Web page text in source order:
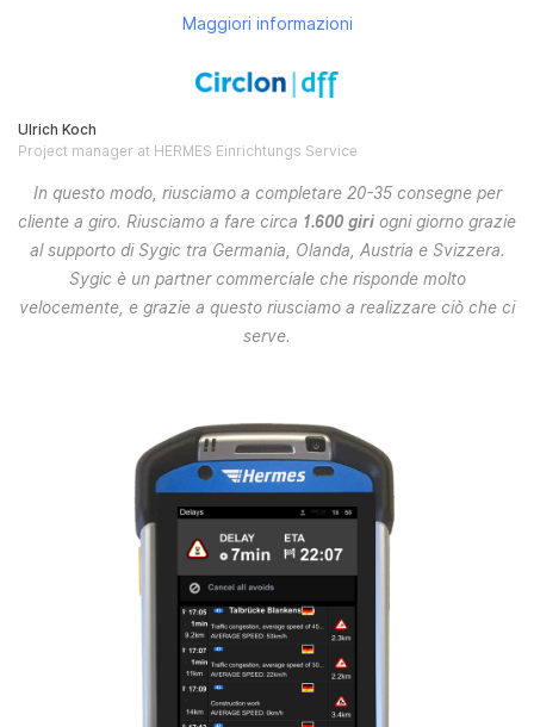
Maggiori informazioni
Ulrich Koch
Project manager at HERMES Einrichtungs Service
In questo modo, riusciamo a completare 20-35 consegne per
cliente a giro. Riusciamo a fare circa 1.600 giri ogni giorno grazie
al supporto di Sygic tra Germania, Olanda, Austria e Svizzera.
Sygic è un partner commerciale che risponde molto
velocemente, e grazie a questo riusciamo a realizzare ciò che ci
serve.